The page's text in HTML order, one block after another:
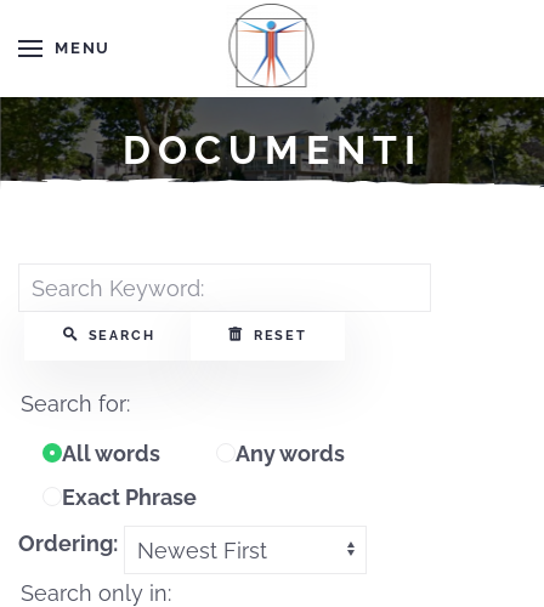
MENU
DOCUMENTI
Search Keyword:
SEARCH RESET
Search for:
All words
Any words
Exact Phrase
Ordering:
Search only in: